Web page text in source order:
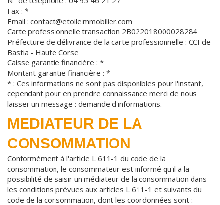
Fax : *
Email : contact@etoileimmobilier.com
Carte professionnelle transaction 2B022018000028284
Préfecture de délivrance de la carte professionnelle : CCI de
Bastia - Haute Corse
Caisse garantie financière : *
Montant garantie financière : *
* : Ces informations ne sont pas disponibles pour l'instant,
cependant pour en prendre connaissance merci de nous
laisser un message : demande d'informations.
MEDIATEUR DE LA
CONSOMMATION
Conformément à l'article L 611-1 du code de la
consommation, le consommateur est informé qu'il a la
possibilité de saisir un médiateur de la consommation dans
les conditions prévues aux articles L 611-1 et suivants du
code de la consommation, dont les coordonnées sont :